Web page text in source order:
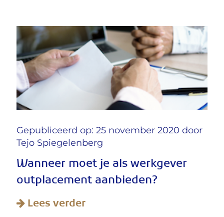
Gepubliceerd op: 25 november 2020 door
Tejo Spiegelenberg
Wanneer moet je als werkgever
outplacement aanbieden?
Lees verder